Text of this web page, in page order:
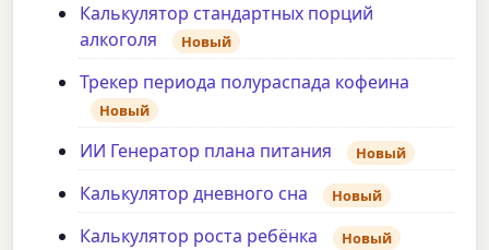
Калькулятор стандартных порций
алкоголя
Новый
Трекер периода полураспада кофеина
Новый
ИИ Генератор плана питания Новый
Калькулятор дневного сна Новый
Калькулятор роста ребёнка Новый